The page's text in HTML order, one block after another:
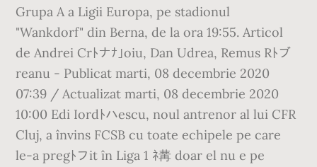
Grupa A a Ligii Europa, pe stadionul
"Wankdorf" din Berna, de la ora 19:55. Articol
de Andrei Crﾄナﾅ｣oiu, Dan Udrea, Remus Rﾄブ
reanu - Publicat marti, 08 decembrie 2020
07:39 / Actualizat marti, 08 decembrie 2020
10:00 Edi Iordﾄハescu, noul antrenor al lui CFR
Cluj, a învins FCSB cu toate echipele pe care
le-a pregﾄフit în Liga 1 ﾈ冓 doar el nu e pe